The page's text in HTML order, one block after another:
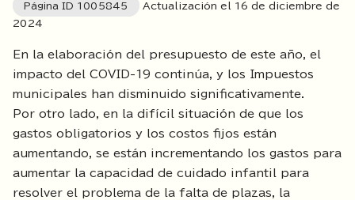
Página ID 1005845 Actualización el 16 de diciembre de
2024
En la elaboración del presupuesto de este año, el
impacto del COVID-19 continúa, y los Impuestos
municipales han disminuido significativamente.
Por otro lado, en la difícil situación de que los
gastos obligatorios y los costos fijos están
aumentando, se están incrementando los gastos para
aumentar la capacidad de cuidado infantil para
resolver el problema de la falta de plazas, la